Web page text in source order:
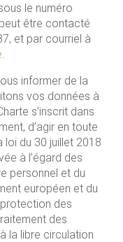
le numéro
être contacté
et par courriel à
informer de la
vos données à
s’inscrit dans
d’agir en toute
du 30 juillet 2018
à l’égard des
personnel et du
européen et du
des
des
la libre circulation